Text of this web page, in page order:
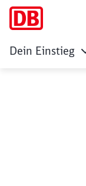
Dein Einstieg